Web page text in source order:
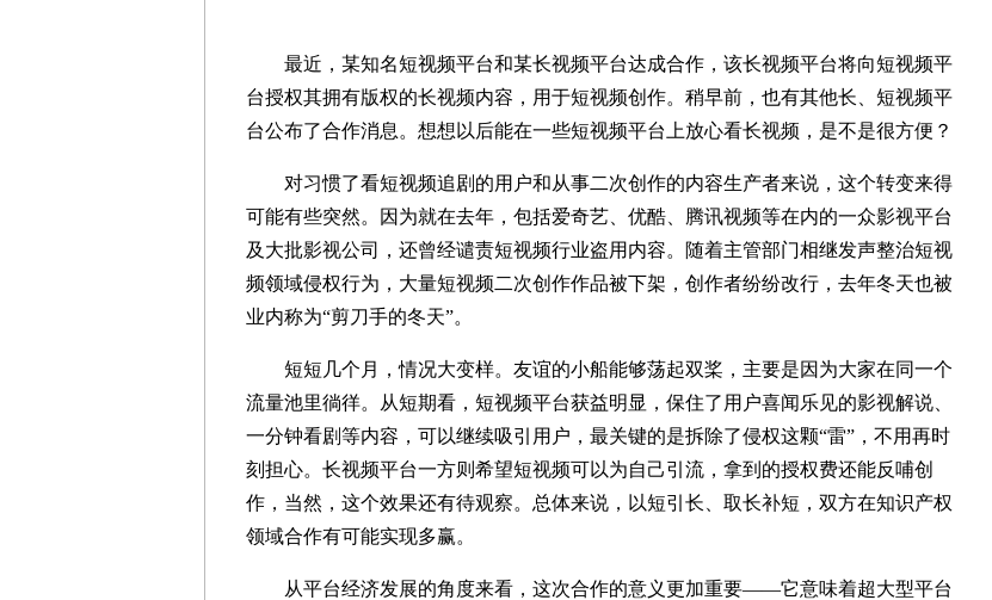
最近，某知名短视频平台和某长视频平台达成合作，该长视频平台将向短视频平
台授权其拥有版权的长视频内容，用于短视频创作。稍早前，也有其他长、短视频平
台公布了合作消息。想想以后能在一些短视频平台上放心看长视频，是不是很方便？
对习惯了看短视频追剧的用户和从事二次创作的内容生产者来说，这个转变来得
可能有些突然。因为就在去年，包括爱奇艺、优酷、腾讯视频等在内的一众影视平台
及大批影视公司，还曾经谴责短视频行业盗用内容。随着主管部门相继发声整治短视
频领域侵权行为，大量短视频二次创作作品被下架，创作者纷纷改行，去年冬天也被
业内称为“剪刀手的冬天”。
短短几个月，情况大变样。友谊的小船能够荡起双桨，主要是因为大家在同一个
流量池里徜徉。从短期看，短视频平台获益明显，保住了用户喜闻乐见的影视解说、
一分钟看剧等内容，可以继续吸引用户，最关键的是拆除了侵权这颗“雷”，不用再时
刻担心。长视频平台一方则希望短视频可以为自己引流，拿到的授权费还能反哺创
作，当然，这个效果还有待观察。总体来说，以短引长、取长补短，双方在知识产权
领域合作有可能实现多赢。
从平台经济发展的角度来看，这次合作的意义更加重要——它意味着超大型平台